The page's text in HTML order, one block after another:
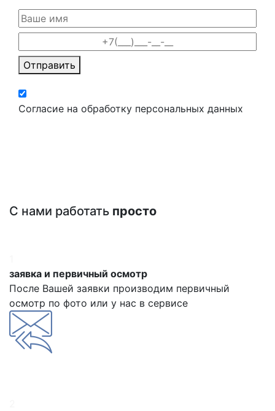
Отправить
Согласие на обработку персональных данных
С нами работать просто
заявка и первичный осмотр
После Вашей заявки производим первичный
осмотр по фото или у нас в сервисе